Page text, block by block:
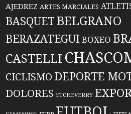
AJEDREZ ARTES MARCIALES
BASQUET BELGRANO
BERAZATEGUIBOXEO
CASTELLI
CICLISMO DEPORTE
DOLORES ETCHEVERRY